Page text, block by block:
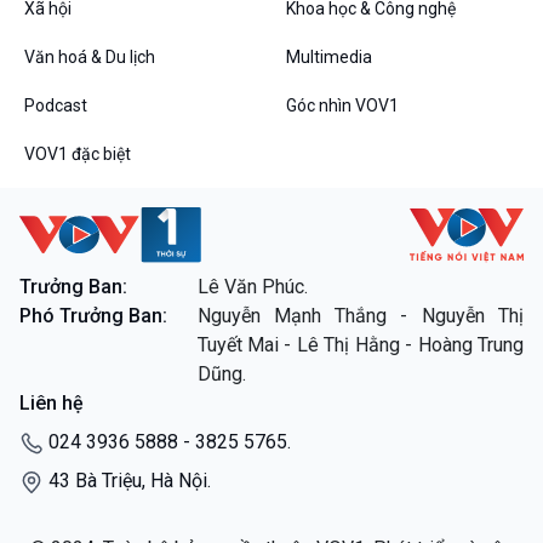
Câu chuyện thời sự
Dòng chảy sự kiện
Diễn đàn chủ nhật
VOV1 đặc biệt
Thanh âm ký sự
Chân dung cuộc sống
Các chương trình đặc biệt
Xã hội Khoa học & Công nghệ
Văn hoá & Du lịch Multimedia
Podcast Góc nhìn VOV1
VOV1 đặc biệt
Trưởng Ban:
Lê Văn Phúc.
Phó Trưởng Ban:
Nguyễn Mạnh Thắng - Nguyễn Thị
Tuyết Mai - Lê Thị Hằng - Hoàng Trung
Dũng.
Liên hệ
024 3936 5888 - 3825 5765.
43 Bà Triệu, Hà Nội.